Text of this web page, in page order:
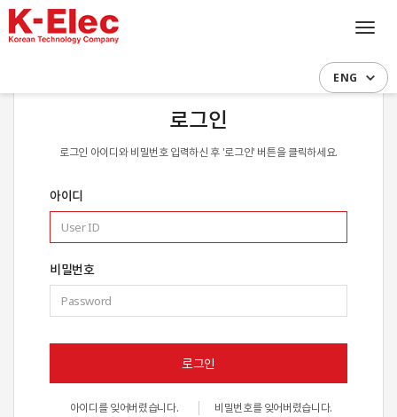
ENG
로그인
로그인 아이디와 비밀번호 입력하신 후 '로그인' 버튼을 클릭하세요.
아이디
비밀번호
로그인
아이디를 잊어버렸습니다. 비밀번호를 잊어버렸습니다.